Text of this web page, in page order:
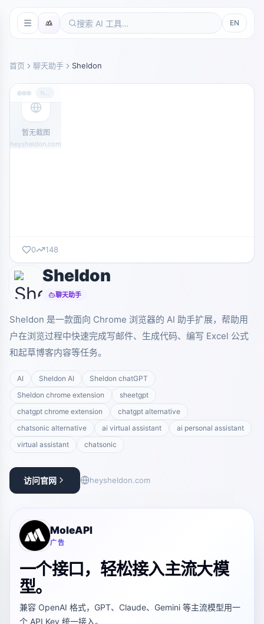
EN
首页 聊天助手 Sheldon
暂无截图
heysheldon.com
0 148
Sheldon
聊天助手
Sheldon 是一款面向 Chrome 浏览器的 AI 助手扩展，帮助用
户在浏览过程中快速完成写邮件、生成代码、编写 Excel 公式
和起草博客内容等任务。
AI Sheldon AI
Sheldon chatGPT
Sheldon chrome extension
sheetgpt
chatgpt chrome extension
chatgpt alternative
chatsonic alternative
ai virtual assistant
ai personal assistant
virtual assistant
chatsonic
访问官网 heysheldon.com
MoleAPI
广告
一个接口，轻松接入主流大模
型。
兼容 OpenAI 格式，GPT、Claude、Gemini 等主流模型用一
个 API Key 统一接入。